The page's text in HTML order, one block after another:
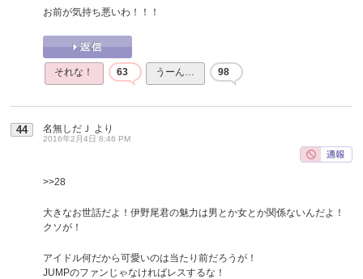
お前が気持ち悪いわ！！！
それな！ 63 うーん… 98
44 名無しだＪ より
2016年2月4日 8:46 PM
>>28
大きなお世話だよ！伊野尾君の魅力は男とか女とか関係ないんだよ！
クソが！
アイドル何だから可愛いのは当たり前だろうが！
JUMPのファンじゃなければレスするな！